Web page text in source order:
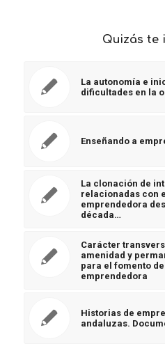
Quizás te
La autonomía e
dificultades en la
Enseñando a
La clonación de
relacionadas con
emprendedora
década…
Carácter
amenidad y
para el fomento
emprendedora
Historias de
andaluzas.